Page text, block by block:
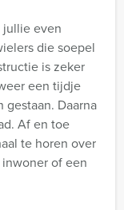
jullie even
die soepel
is zeker
een tijdje
Daarna
Af en toe
te horen over
of een